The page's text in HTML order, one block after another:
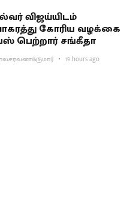
விஜய்யிடம்
கோரிய வழக்கை
பெற்றார் சங்கீதா
19 hours ago